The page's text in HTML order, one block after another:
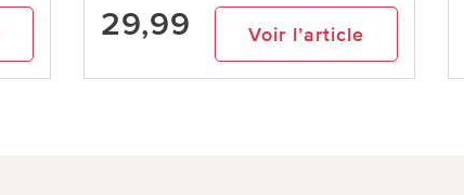
29,99 Voir l’article